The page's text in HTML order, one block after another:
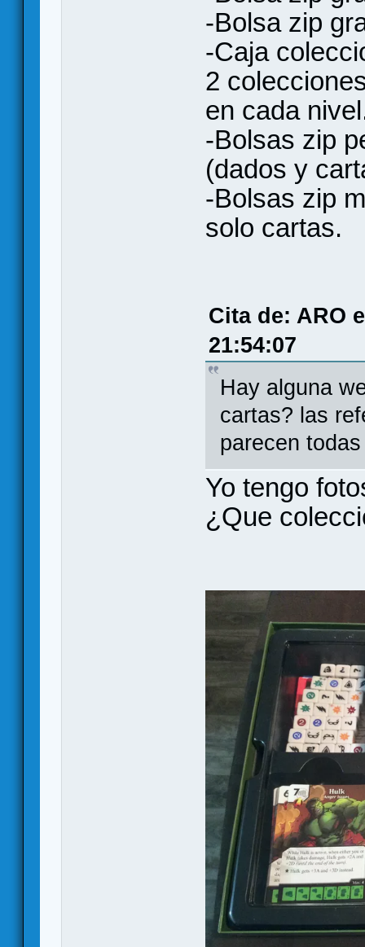
-Bolsa zip
-Caja
2
en cada
-Bolsas zip
(dados y
-Bolsas zip
solo cartas.
Cita de: ARO
21:54:07
Hay alguna
cartas? las
parecen
Yo tengo
¿Que